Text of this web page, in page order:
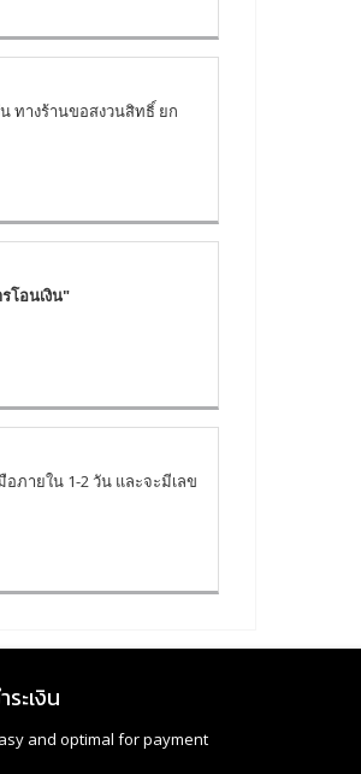
ทางร้านขอสงวนสิทธิ์ ยก
โอนเงิน"
ภายใน 1-2 วัน และจะมีเลข
ระเงิน
and optimal for payment